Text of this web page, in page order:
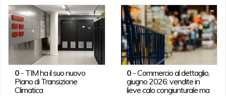
0- TIM ha il suo nuovo
Piano di Transizione
Climatica
0 -Commercio al dettaglio,
giugno 2026: vendite in
lieve calo congiunturale ma